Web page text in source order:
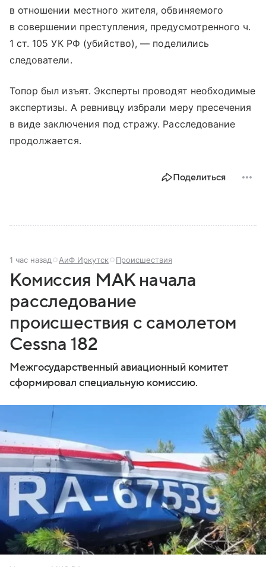
в отношении местного жителя, обвиняемого
в совершении преступления, предусмотренного ч.
1 ст. 105 УК РФ (убийство), — поделились
следователи.
Топор был изъят. Эксперты проводят необходимые
экспертизы. А ревнивцу избрали меру пресечения
в виде заключения под стражу. Расследование
продолжается.
Поделиться
1 час назад АиФ Иркутск Происшествия
Комиссия МАК начала
расследование
происшествия с самолетом
Cessna 182
Межгосударственный авиационный комитет
сформировал специальную комиссию.